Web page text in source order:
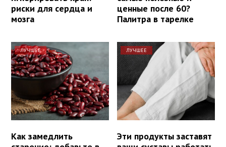
риски для сердца и
мозга
ценные после 60?
Палитра в тарелке
ЛУЧШЕЕ
Как замедлить
ЛУЧШЕЕ
Эти продукты заставят